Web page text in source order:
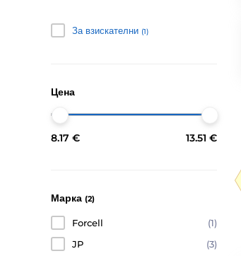
За взискателни (1)
Цена
8.17 € 13.51 €
Марка (2)
Forcell
(1)
JP
(3)